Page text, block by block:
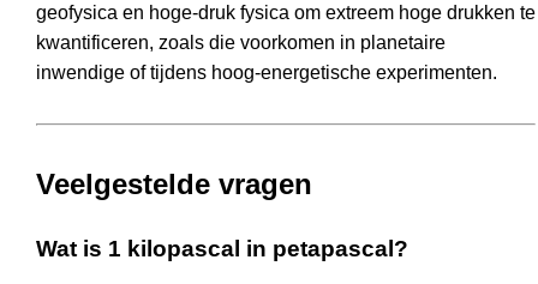
geofysica en hoge-druk fysica om extreem hoge drukken te
kwantificeren, zoals die voorkomen in planetaire
inwendige of tijdens hoog-energetische experimenten.
Veelgestelde vragen
Wat is 1 kilopascal in petapascal?